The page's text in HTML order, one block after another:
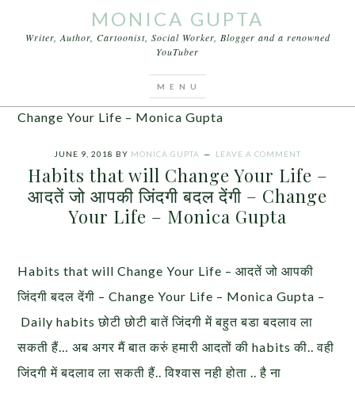
MONICA GUPTA
Writer, Author, Cartoonist, Social Worker, Blogger and a renowned
YouTuber
Change Your Life – आदतें जो आपकी जिंदगी बदल देंगी –
Change Your Life – Monica Gupta
JUNE 9, 2018 BY MONICA GUPTA LEAVE A COMMENT
Habits that will Change Your Life –
आदतें जो आपकी जिंदगी बदल देंगी – Change
Your Life – Monica Gupta
Habits that will Change Your Life – आदतें जो आपकी
जिंदगी बदल देंगी – Change Your Life – Monica Gupta –
Daily habits छोटी छोटी बातें जिंदगी में बहुत बडा बदलाव ला
सकती हैं… अब अगर मैं बात करुं हमारी आदतों की habits की.. वही
जिंदगी में बदलाव ला सकती हैं.. विश्वास नही होता .. है ना